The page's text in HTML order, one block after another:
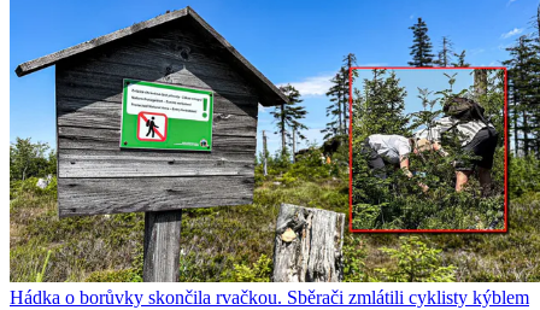
Hádka o borůvky skončila rvačkou. Sběrači zmlátili cyklisty kýblem